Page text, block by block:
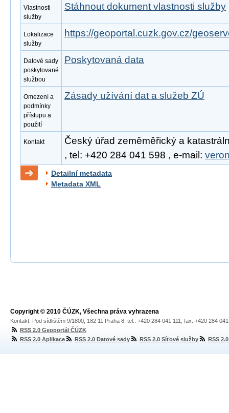
Vlastnosti
služby
Stáhnout dokument vlastnosti služby
Lokalizace
služby
https://geoportal.cuzk.gov.cz/
Datové sady
poskytované
službou
Poskytovaná data
Omezení a
podmínky
přístupu a
použití
Zásady užívání dat a služeb ZÚ
Kontakt
Český úřad zeměměřický a
, tel: +420 284 041 598 , e-mail:
Detailní metadata
Metadata XML
Copyright © 2010 ČÚZK, Všechna práva vyhrazena
Kontakt: Pod sídlištěm 9/1800, 182 11 Praha 8, tel.: +420 284 041 111, fax: +420 284
RSS 2.0 Geoportál ČÚZK
RSS 2.0 Aplikace
RSS 2.0 Datové sady RSS 2.0 Síťové služby RSS